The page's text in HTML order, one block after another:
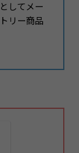
してメー
リー商品